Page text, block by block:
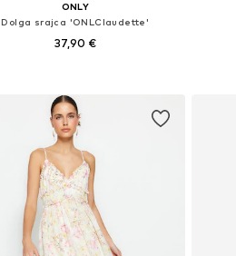
ONLY
Dolga srajca 'ONLClaudette'
37,90 €
Dodaj v košarico